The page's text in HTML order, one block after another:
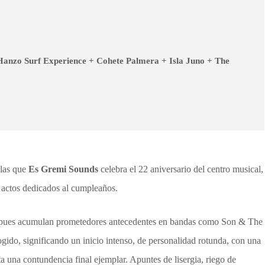
Surf Experience + Cohete Palmera + Isla Juno + The
queEs Gremi Soundscelebra el 22 aniversario del centro musical,
dedicados al cumpleaños.
acumulan prometedores antecedentes en bandas como Son & The
significando un inicio intenso, de personalidad rotunda, con una
una contundencia final ejemplar. Apuntes de lisergia, riego de